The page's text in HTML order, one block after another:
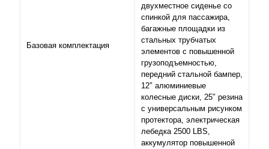
Базовая комплектация
двухместное сиденье со
спинкой для пассажира,
багажные площадки из
стальных трубчатых
элементов с повышенной
грузоподъемностью,
передний стальной бампер,
12″ алюминиевые
колесные диски, 25″ резина
с универсальным рисунком
протектора, электрическая
лебедка 2500 LBS,
аккумулятор повышенной